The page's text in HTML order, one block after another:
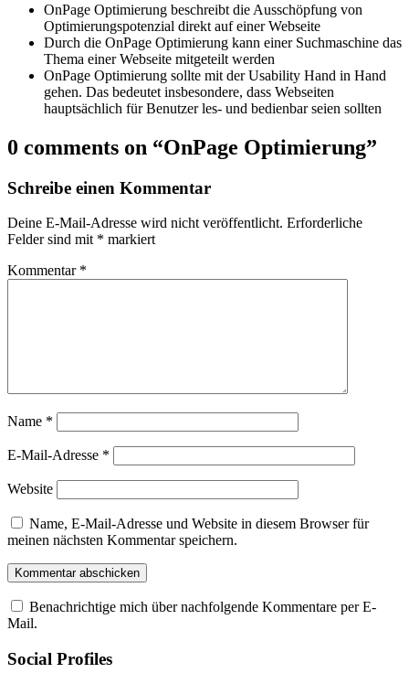
OnPage Optimierung beschreibt die Ausschöpfung von
Optimierungspotenzial direkt auf einer Webseite
Durch die OnPage Optimierung kann einer Suchmaschine das
Thema einer Webseite mitgeteilt werden
OnPage Optimierung sollte mit der Usability Hand in Hand
gehen. Das bedeutet insbesondere, dass Webseiten
hauptsächlich für Benutzer les- und bedienbar seien sollten
0 comments on “OnPage Optimierung”
Schreibe einen Kommentar
Deine E-Mail-Adresse wird nicht veröffentlicht. Erforderliche
Felder sind mit * markiert
Kommentar *
Name *
E-Mail-Adresse *
Website
Name, E-Mail-Adresse und Website in diesem Browser für
meinen nächsten Kommentar speichern.
Benachrichtige mich über nachfolgende Kommentare per E-
Mail.
Social Profiles